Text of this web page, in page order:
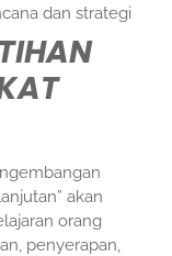
dan strategi
akan
orang
penyerapan,